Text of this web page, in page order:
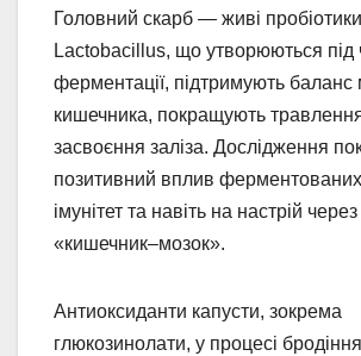
Головний скарб — живі
Lactobacillus, що утворюються під
ферментації, підтримують баланс
кишечника, покращують
засвоєння заліза. Дослідження
позитивний вплив ферментованих
імунітет та навіть на настрій через
«кишечник–мозок».
Антиоксиданти капусти, зокрема
глюкозинолати, у процесі